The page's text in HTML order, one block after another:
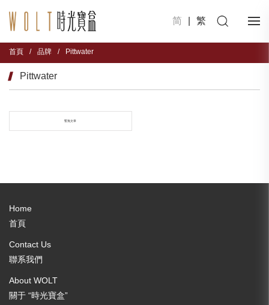
简 繁
首頁 / 品牌 / Pittwater
Pittwater
暫無文章
Home
首頁
Contact Us
聯系我們
About WOLT
關于 “時光寶盒”